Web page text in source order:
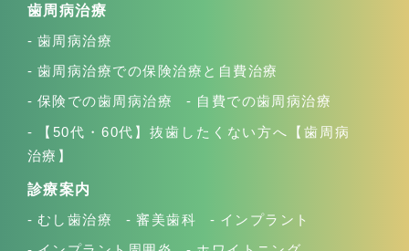
歯周病治療
歯周病治療
歯周病治療での保険治療と自費治療
保険での歯周病治療 自費での歯周病治療
【50代・60代】抜歯したくない方へ【歯周病
治療】
診療案内
むし歯治療 審美歯科 インプラント